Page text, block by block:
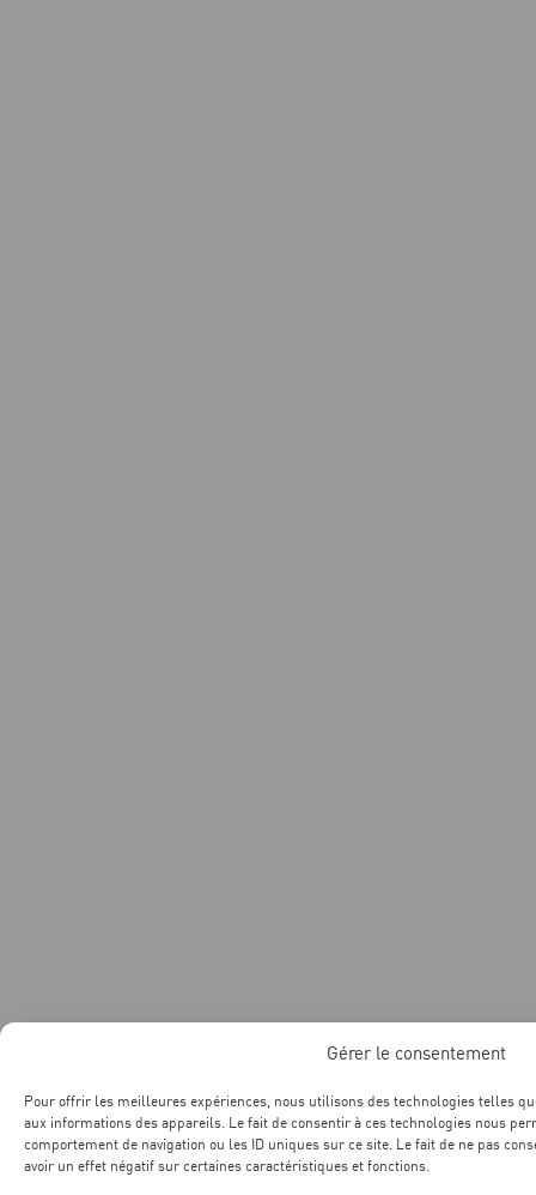
Gérer le consentement
Pour offrir les meilleures expériences, nous utilisons des technologies telles
aux informations des appareils. Le fait de consentir à ces technologies nous
comportement de navigation ou les ID uniques sur ce site. Le fait de ne pas
avoir un effet négatif sur certaines caractéristiques et fonctions.